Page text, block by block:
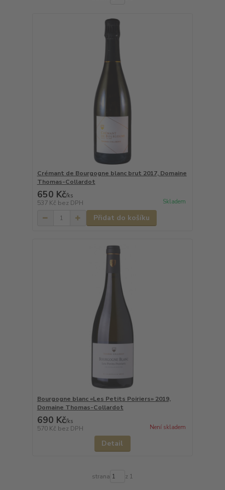
Crémant de Bourgogne blanc brut 2017, Domaine
Thomas-Collardot
650 Kč/ks
537 Kč bez DPH Skladem
Přidat do košíku
Bourgogne blanc «Les Petits Poiriers» 2019,
Domaine Thomas-Collardot
690 Kč/ks
570 Kč bez DPH Není skladem
Detail
strana z 1